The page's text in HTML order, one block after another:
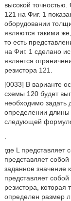
высокой точностью.
121 на Фиг. 1
оборудовании
являются такими
то есть
на Фиг. 1 сделано
является
резистора 121.
[0033] В варианте
схемы 120 будет
необходимо задать
определении длины
следующей
где L представляет
представляет
заданное значение
представляет
резистора, которая
определен размер